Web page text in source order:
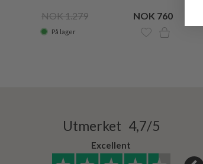
NOK 1.279 NOK 760
På lager
Utmerket 4,7/5
Excellent
Er effektive og hjælpsomme.
Arne Petersen
Verifisert